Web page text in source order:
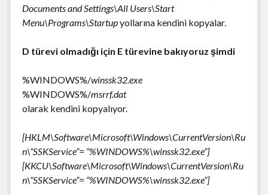
Documents and Settings\All Users\Start
Menu\Programs\Startupyollarına kendini kopyalar.
D türevi olmadığı için E türevine bakıyoruz şimdi
%WINDOWS%/winssk32.exe
%WINDOWS%/msrrf.dat
olarak kendini kopyalıyor.
[HKLM\Software\Microsoft\Windows\CurrentVersion\Ru
n\”SSKService”= “%WINDOWS%\winssk32.exe”]
[KKCU\Software\Microsoft\Windows\CurrentVersion\Ru
n\”SSKService”= “%WINDOWS%\winssk32.exe”]